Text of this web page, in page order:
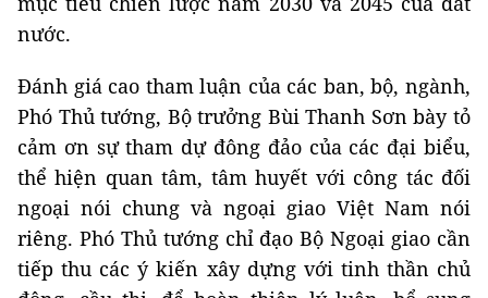
nước.
Đánh giá cao tham luận của các ban, bộ, ngành,
Phó Thủ tướng, Bộ trưởng Bùi Thanh Sơn bày tỏ
cảm ơn sự tham dự đông đảo của các đại biểu,
thể hiện quan tâm, tâm huyết với công tác đối
ngoại nói chung và ngoại giao Việt Nam nói
riêng. Phó Thủ tướng chỉ đạo Bộ Ngoại giao cần
tiếp thu các ý kiến xây dựng với tinh thần chủ